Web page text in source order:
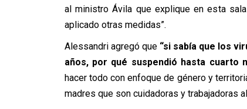
al ministro Ávila que explique en esta
aplicado otras medidas”.
Alessandri agregó que “si sabía que los
años, por qué suspendió hasta cuarto
hacer todo con enfoque de género y
madres que son cuidadoras y trabajadoras